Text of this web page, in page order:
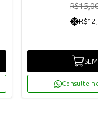
R$15,00
SEM
Consulte-nos